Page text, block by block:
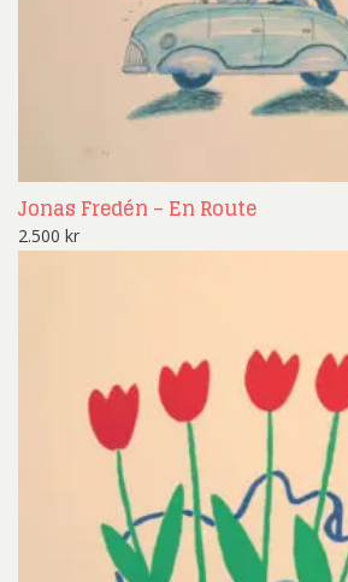
Jonas Fredén – En Route
2.500 kr